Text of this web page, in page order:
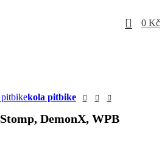
0 0 Kč
kola pitbike
DemonX, WPB